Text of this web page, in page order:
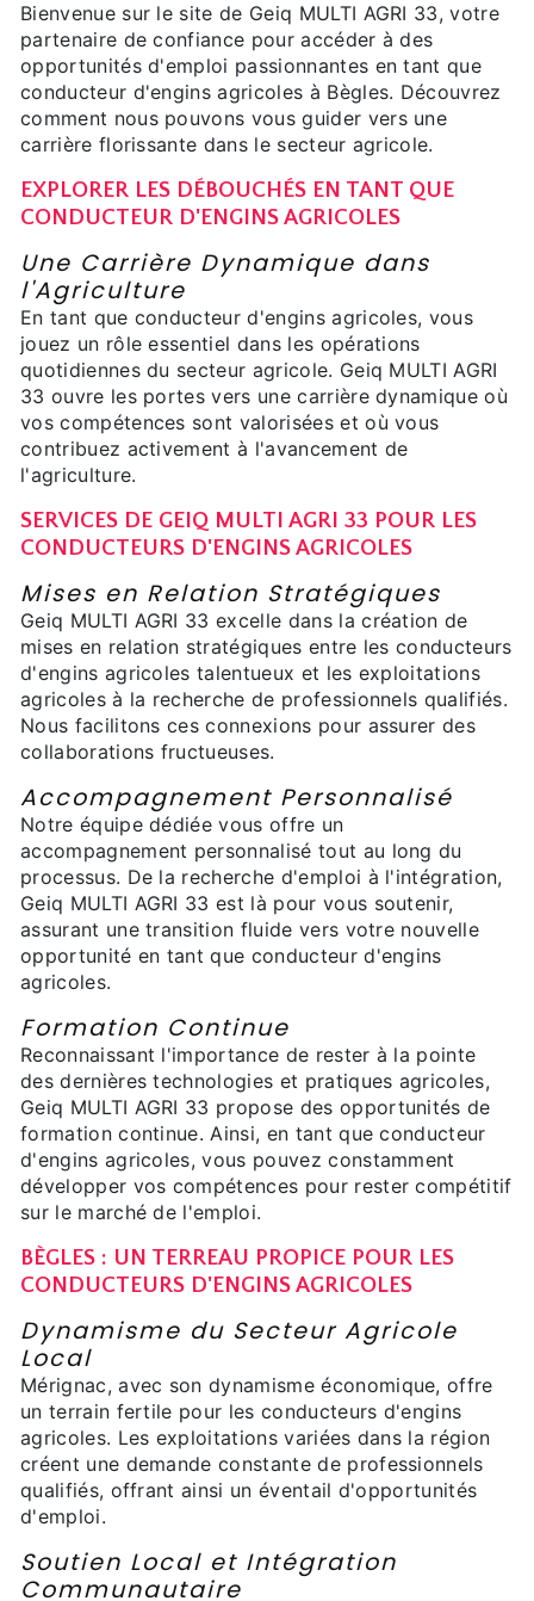
Bienvenue sur le site de Geiq MULTI AGRI 33, votre
partenaire de confiance pour accéder à des
opportunités d'emploi passionnantes en tant que
conducteur d'engins agricoles à Bègles. Découvrez
comment nous pouvons vous guider vers une
carrière florissante dans le secteur agricole.
EXPLORER LES DÉBOUCHÉS EN TANT QUE
CONDUCTEUR D'ENGINS AGRICOLES
Une Carrière Dynamique dans
l'Agriculture
En tant que conducteur d'engins agricoles, vous
jouez un rôle essentiel dans les opérations
quotidiennes du secteur agricole. Geiq MULTI AGRI
33 ouvre les portes vers une carrière dynamique où
vos compétences sont valorisées et où vous
contribuez activement à l'avancement de
l'agriculture.
SERVICES DE GEIQ MULTI AGRI 33 POUR LES
CONDUCTEURS D'ENGINS AGRICOLES
Mises en Relation Stratégiques
Geiq MULTI AGRI 33 excelle dans la création de
mises en relation stratégiques entre les conducteurs
d'engins agricoles talentueux et les exploitations
agricoles à la recherche de professionnels qualifiés.
Nous facilitons ces connexions pour assurer des
collaborations fructueuses.
Accompagnement Personnalisé
Notre équipe dédiée vous offre un
accompagnement personnalisé tout au long du
processus. De la recherche d'emploi à l'intégration,
Geiq MULTI AGRI 33 est là pour vous soutenir,
assurant une transition fluide vers votre nouvelle
opportunité en tant que conducteur d'engins
agricoles.
Formation Continue
Reconnaissant l'importance de rester à la pointe
des dernières technologies et pratiques agricoles,
Geiq MULTI AGRI 33 propose des opportunités de
formation continue. Ainsi, en tant que conducteur
d'engins agricoles, vous pouvez constamment
développer vos compétences pour rester compétitif
sur le marché de l'emploi.
BÈGLES : UN TERREAU PROPICE POUR LES
CONDUCTEURS D'ENGINS AGRICOLES
Dynamisme du Secteur Agricole
Local
Mérignac, avec son dynamisme économique, offre
un terrain fertile pour les conducteurs d'engins
agricoles. Les exploitations variées dans la région
créent une demande constante de professionnels
qualifiés, offrant ainsi un éventail d'opportunités
d'emploi.
Soutien Local et Intégration
Communautaire